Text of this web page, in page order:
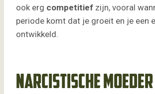
ook erg competitief zijn, vooral
periode komt dat je groeit en je een
ontwikkeld.
Narcistische moeder